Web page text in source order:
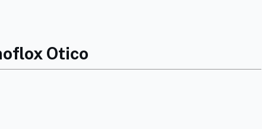
Otico